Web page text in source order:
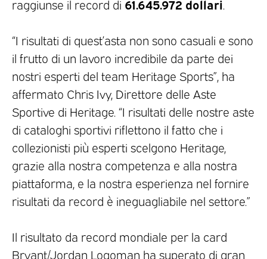
raggiunse il record di 61.645.972 dollari
“I risultati di quest’asta non sono casuali e sono
il frutto di un lavoro incredibile da parte dei
nostri esperti del team Heritage Sports”, ha
affermato Chris Ivy, Direttore delle Aste
Sportive di Heritage. “I risultati delle nostre aste
di cataloghi sportivi riflettono il fatto che i
collezionisti più esperti scelgono Heritage,
grazie alla nostra competenza e alla nostra
piattaforma, e la nostra esperienza nel fornire
risultati da record è ineguagliabile nel settore.”
Il risultato da record mondiale per la card
Bryant/Jordan Logoman ha superato di gran